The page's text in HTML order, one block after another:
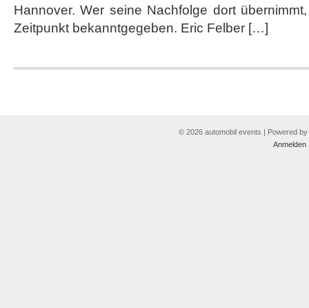
Hannover. Wer seine Nachfolge dort
Zeitpunkt bekanntgegeben. Eric Felber […]
© 2026 automobil events | Powered by
Anmelden|